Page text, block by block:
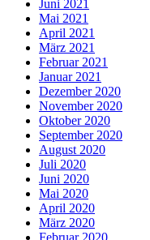
Juni 2021
Mai 2021
April 2021
März 2021
Februar 2021
Januar 2021
Dezember 2020
November 2020
Oktober 2020
September 2020
August 2020
Juli 2020
Juni 2020
Mai 2020
April 2020
März 2020
Februar 2020